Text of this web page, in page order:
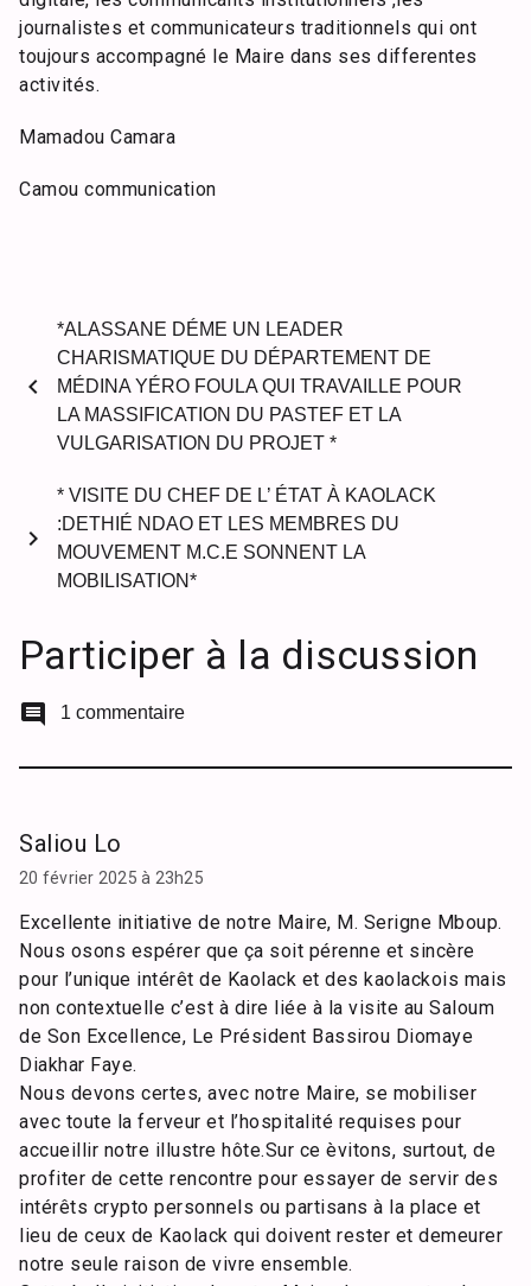
journalistes et communicateurs traditionnels qui ont
toujours accompagné le Maire dans ses differentes
activités.
Mamadou Camara
Camou communication
chevron_left
*ALASSANE DÉME UN LEADER
CHARISMATIQUE DU DÉPARTEMENT DE
MÉDINA YÉRO FOULA QUI TRAVAILLE POUR
LA MASSIFICATION DU PASTEF ET LA
VULGARISATION DU PROJET *
* VISITE DU CHEF DE L’ ÉTAT À KAOLACK
:DETHIÉ NDAO ET LES MEMBRES DU
MOUVEMENT M.C.E SONNENT LA
MOBILISATION*
chevron_right
Participer à la discussion
comment 1 commentaire
Saliou Lo
20 février 2025 à 23h25
Excellente initiative de notre Maire, M. Serigne Mboup.
Nous osons espérer que ça soit pérenne et sincère
pour l’unique intérêt de Kaolack et des kaolackois mais
non contextuelle c’est à dire liée à la visite au Saloum
de Son Excellence, Le Président Bassirou Diomaye
Diakhar Faye.
Nous devons certes, avec notre Maire, se mobiliser
avec toute la ferveur et l’hospitalité requises pour
accueillir notre illustre hôte.Sur ce èvitons, surtout, de
profiter de cette rencontre pour essayer de servir des
intérêts crypto personnels ou partisans à la place et
lieu de ceux de Kaolack qui doivent rester et demeurer
notre seule raison de vivre ensemble.